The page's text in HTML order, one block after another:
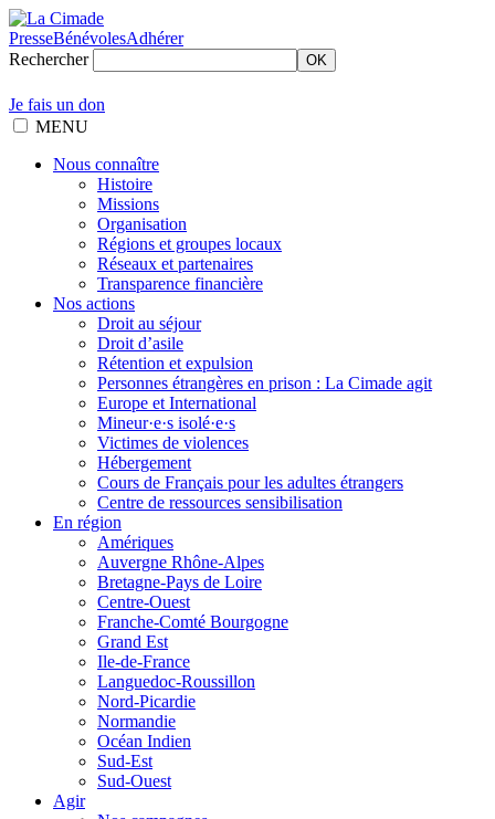
PresseBénévolesAdhérer
Rechercher
OK
Je fais un don
MENU
Nous connaître
Histoire
Missions
Organisation
Régions et groupes locaux
Réseaux et partenaires
Transparence financière
Nos actions
Droit au séjour
Droit d’asile
Rétention et expulsion
Personnes étrangères en prison : La Cimade agit
Europe et International
Mineur·e·s isolé·e·s
Victimes de violences
Hébergement
Cours de Français pour les adultes étrangers
Centre de ressources sensibilisation
En région
Amériques
Auvergne Rhône-Alpes
Bretagne-Pays de Loire
Centre-Ouest
Franche-Comté Bourgogne
Grand Est
Ile-de-France
Languedoc-Roussillon
Nord-Picardie
Normandie
Océan Indien
Sud-Est
Sud-Ouest
Agir